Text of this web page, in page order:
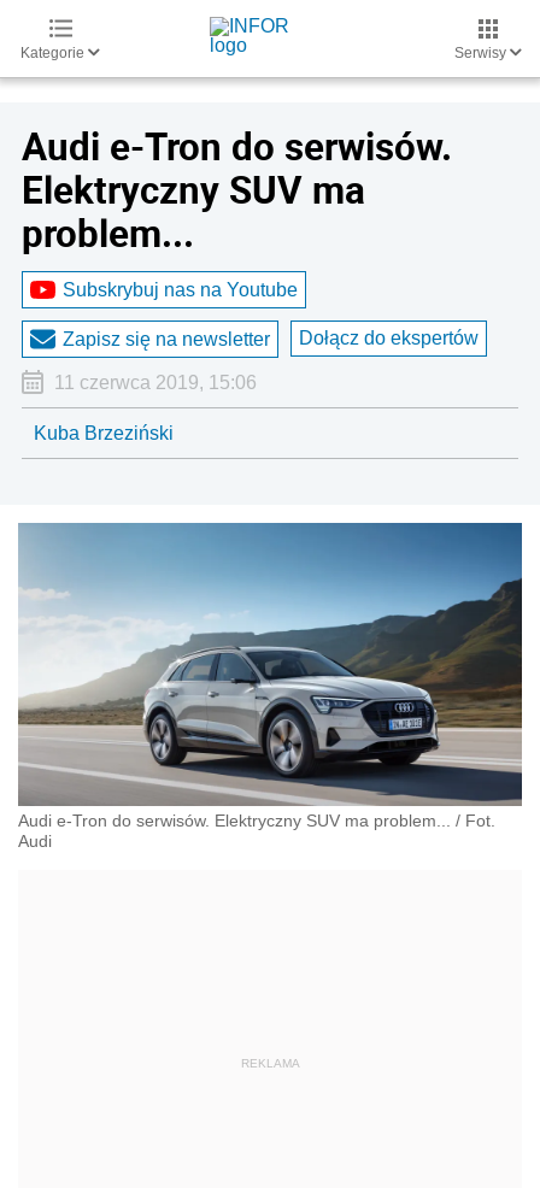
Kategorie Serwisy
Audi e-Tron do serwisów.
Elektryczny SUV ma
problem...
Subskrybuj nas na Youtube
Zapisz się na newsletter Dołącz do ekspertów
11 czerwca 2019, 15:06
Kuba Brzeziński
Audi e-Tron do serwisów. Elektryczny SUV ma problem... / Fot.
Audi